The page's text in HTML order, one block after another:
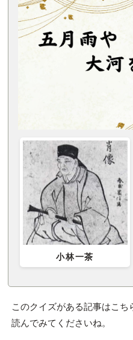
小林一茶
このクイズがある記事はこち
読んでみてくださいね。